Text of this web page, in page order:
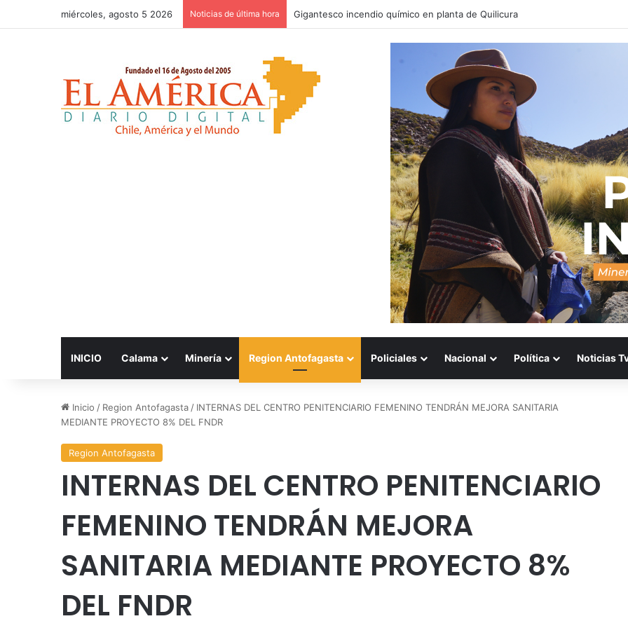
miércoles, agosto 5 2026 Noticias de última hora Reconstrucción nacional: respaldan fórmula de compensación a los
INICIO Calama Minería Region Antofagasta Policiales Nacional Política Noticias
Inicio / Region Antofagasta / INTERNAS DEL CENTRO PENITENCIARIO FEMENINO TENDRÁN MEJORA SANITARIA
MEDIANTE PROYECTO 8% DEL FNDR
Region Antofagasta
INTERNAS DEL CENTRO PENITENCIARIO
FEMENINO TENDRÁN MEJORA
SANITARIA MEDIANTE PROYECTO 8%
DEL FNDR